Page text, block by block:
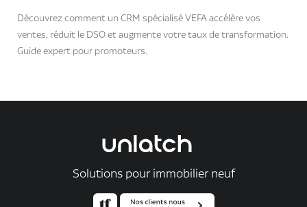
Découvrez comment un CRM spécialisé VEFA accélère vos
ventes, réduit le DSO et augmente votre taux de transformation.
Guide expert pour promoteurs.
Solutions pour immobilier neuf